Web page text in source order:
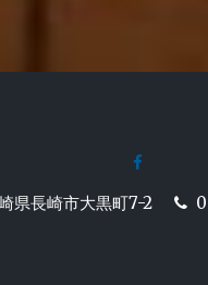
駅前の炉端
県長崎市大黒町7-2